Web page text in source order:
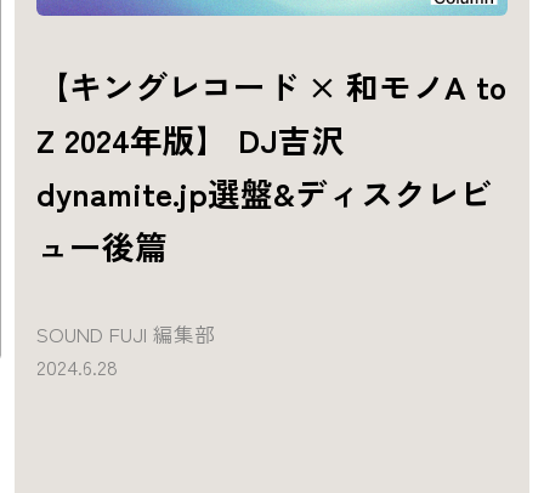
【キングレコード × 和モノA to
Z 2024年版】 DJ吉沢
dynamite.jp選盤&ディスクレビ
ュー後篇
SOUND FUJI 編集部
2024.6.28